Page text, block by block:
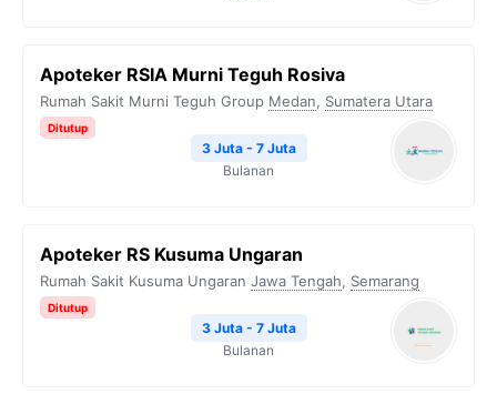
Apoteker RSIA Murni Teguh Rosiva
Rumah Sakit Murni Teguh Group Medan, Sumatera Utara
Ditutup
3 Juta - 7 Juta
Bulanan
Apoteker RS Kusuma Ungaran
Rumah Sakit Kusuma Ungaran Jawa Tengah, Semarang
Ditutup
3 Juta - 7 Juta
Bulanan